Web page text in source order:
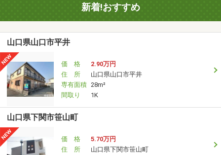
新着!おすすめ
山口県山口市平井
価 格
2.90万円
住 所
山口県山口市平井
専有面積 28m²
間取り
1K
山口県下関市笹山町
価 格
5.70万円
住 所
山口県下関市笹山町